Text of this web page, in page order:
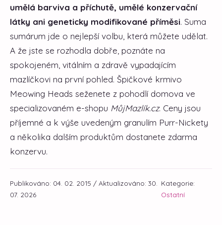
umělá barviva a příchutě, umělé konzervační
látky ani geneticky modifikované příměsi. Suma
sumárum jde o nejlepší volbu, která můžete udělat.
A že jste se rozhodla dobře, poznáte na
spokojeném, vitálním a zdravě vypadajícím
mazlíčkovi na první pohled. Špičkové krmivo
Meowing Heads seženete z pohodlí domova ve
specializovaném e-shopu MůjMazlík.cz. Ceny jsou
příjemné a k výše uvedeným granulím Purr-Nickety
a několika dalším produktům dostanete zdarma
konzervu.
Publikováno: 04. 02. 2015 / Aktualizováno: 30.
07. 2026
Kategorie:
Ostatní